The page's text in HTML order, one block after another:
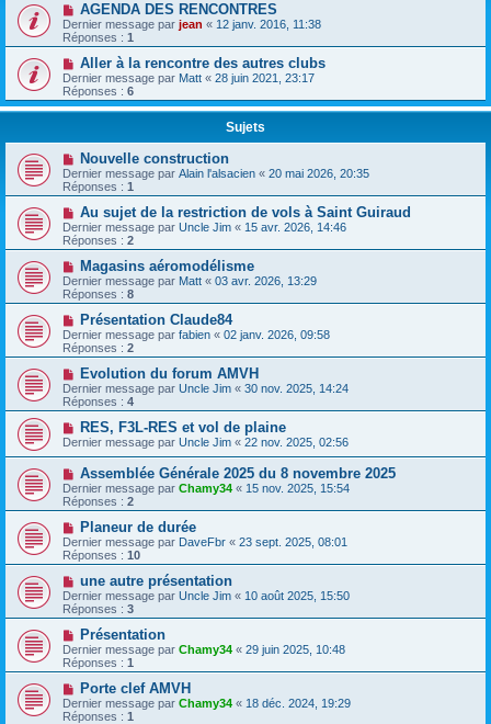
AGENDA DES RENCONTRES
Dernier message par jean « 12 janv. 2016, 11:38
Réponses : 1
Aller à la rencontre des autres clubs
Dernier message par Matt « 28 juin 2021, 23:17
Réponses : 6
Sujets
Nouvelle construction
Dernier message par Alain l'alsacien « 20 mai 2026, 20:35
Réponses : 1
Au sujet de la restriction de vols à Saint Guiraud
Dernier message par Uncle Jim « 15 avr. 2026, 14:46
Réponses : 2
Magasins aéromodélisme
Dernier message par Matt « 03 avr. 2026, 13:29
Réponses : 8
Présentation Claude84
Dernier message par fabien « 02 janv. 2026, 09:58
Réponses : 2
Evolution du forum AMVH
Dernier message par Uncle Jim « 30 nov. 2025, 14:24
Réponses : 4
RES, F3L-RES et vol de plaine
Dernier message par Uncle Jim « 22 nov. 2025, 02:56
Assemblée Générale 2025 du 8 novembre 2025
Dernier message par Chamy34 « 15 nov. 2025, 15:54
Réponses : 2
Planeur de durée
Dernier message par DaveFbr « 23 sept. 2025, 08:01
Réponses : 10
une autre présentation
Dernier message par Uncle Jim « 10 août 2025, 15:50
Réponses : 3
Présentation
Dernier message par Chamy34 « 29 juin 2025, 10:48
Réponses : 1
Porte clef AMVH
Dernier message par Chamy34 « 18 déc. 2024, 19:29
Réponses : 1